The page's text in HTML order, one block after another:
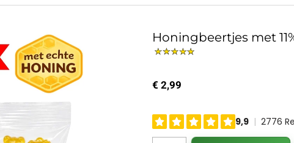
Honingbeertjes met
€ 2,99